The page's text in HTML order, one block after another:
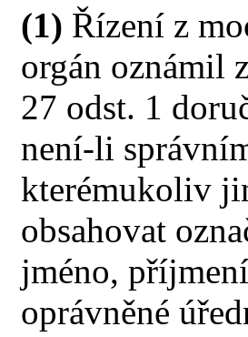
(1) Řízení z
orgán oznámil
27 odst. 1
není-li
kterémukoliv
obsahovat
jméno,
oprávněné